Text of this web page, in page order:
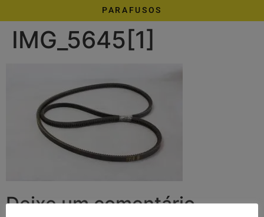
PARAFUSOS
IMG_5645[1]
Deixe um comentário